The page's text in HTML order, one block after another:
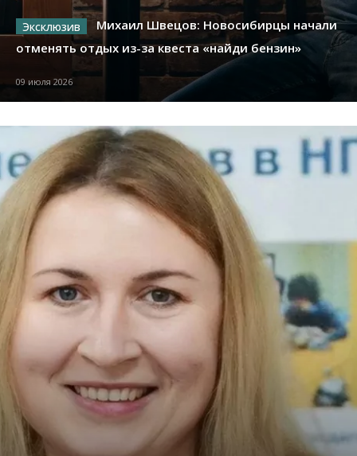
Михаил Швецов: Новосибирцы начали
отменять отдых из-за квеста «найди бензин»
09 июля 2026